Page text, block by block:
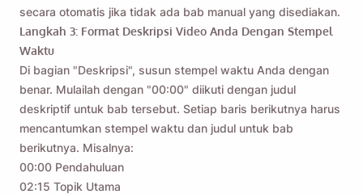
secara otomatis jika tidak ada bab manual yang disediakan.
Langkah 3: Format Deskripsi Video Anda Dengan Stempel
Waktu
Di bagian "Deskripsi", susun stempel waktu Anda dengan
benar. Mulailah dengan "00:00" diikuti dengan judul
deskriptif untuk bab tersebut. Setiap baris berikutnya harus
mencantumkan stempel waktu dan judul untuk bab
berikutnya. Misalnya:
00:00 Pendahuluan
02:15 Topik Utama